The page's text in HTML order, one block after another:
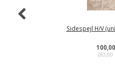
Sidespejl H/V
(80,00